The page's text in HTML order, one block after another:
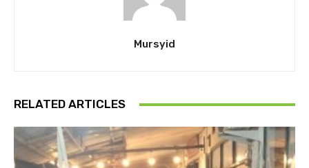
Mursyid
RELATED ARTICLES